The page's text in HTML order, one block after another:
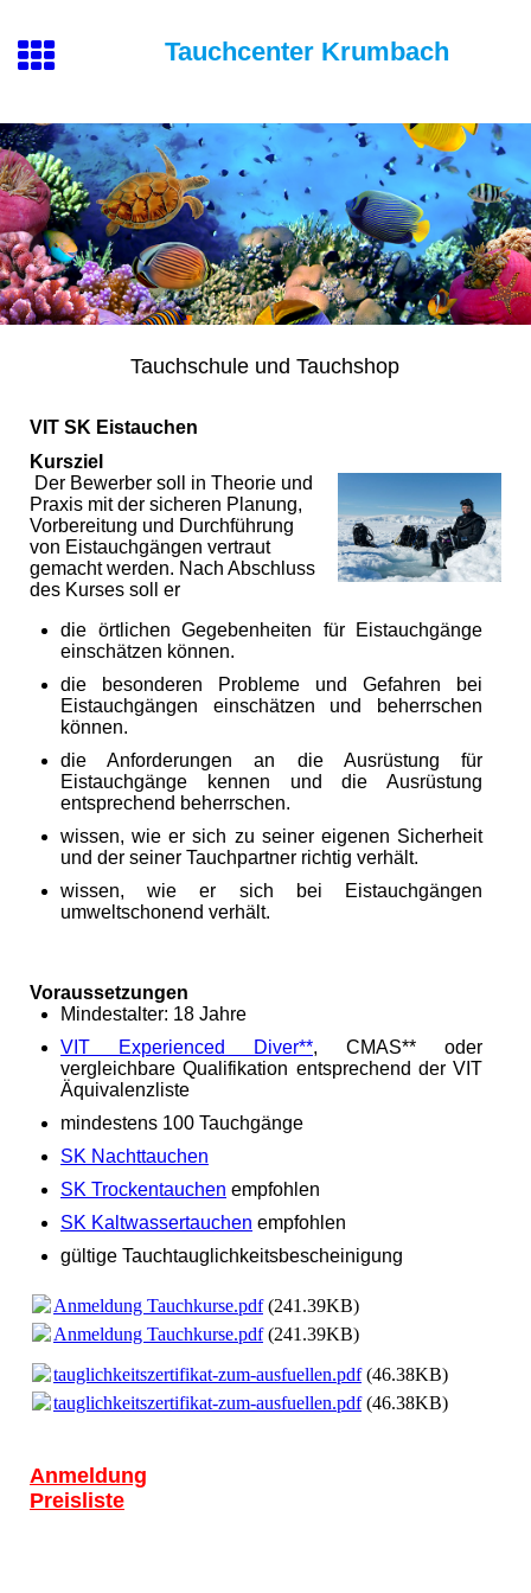
Tauchcenter Krumbach
Tauchschule und Tauchshop
VIT SK Eistauchen
Kursziel
Der Bewerber soll in Theorie und
Praxis mit der sicheren Planung,
Vorbereitung und Durchführung
von Eistauchgängen vertraut
gemacht werden. Nach Abschluss
des Kurses soll er
die örtlichen Gegebenheiten für Eistauchgänge
einschätzen können.
die besonderen Probleme und Gefahren bei
Eistauchgängen einschätzen und beherrschen
können.
die Anforderungen an die Ausrüstung für
Eistauchgänge kennen und die Ausrüstung
entsprechend beherrschen.
wissen, wie er sich zu seiner eigenen Sicherheit
und der seiner Tauchpartner richtig verhält.
wissen, wie er sich bei Eistauchgängen
umweltschonend verhält.
Voraussetzungen
Mindestalter: 18 Jahre
VIT Experienced Diver**, CMAS** oder
vergleichbare Qualifikation entsprechend der VIT
Äquivalenzliste
mindestens 100 Tauchgänge
SK Nachttauchen
SK Trockentauchen empfohlen
SK Kaltwassertauchen empfohlen
gültige Tauchtauglichkeitsbescheinigung
Anmeldung Tauchkurse.pdf(241.39KB)
Anmeldung Tauchkurse.pdf(241.39KB)
tauglichkeitszertifikat-zum-ausfuellen.pdf(46.38KB)
tauglichkeitszertifikat-zum-ausfuellen.pdf(46.38KB)
Anmeldung
Preisliste